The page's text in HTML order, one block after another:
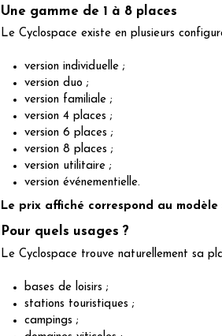
Une gamme de 1 à 8 places
Le Cyclospace existe en plusieurs
version individuelle ;
version duo ;
version familiale ;
version 4 places ;
version 6 places ;
version 8 places ;
version utilitaire ;
version événementielle.
Le prix affiché correspond au modèle
Pour quels usages ?
Le Cyclospace trouve naturellement sa
bases de loisirs ;
stations touristiques ;
campings ;